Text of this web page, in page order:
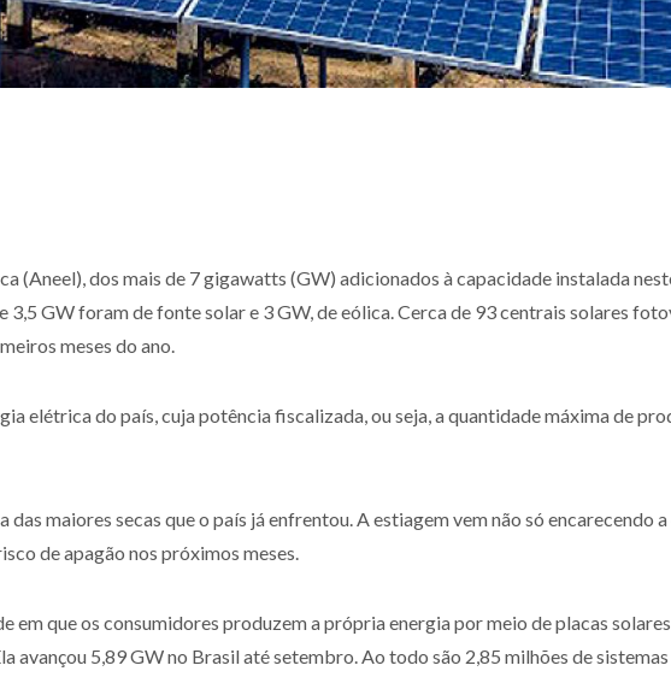
(Aneel), dos mais de 7 gigawatts (GW) adicionados à capacidade instalada
3,5 GW foram de fonte solar e 3 GW, de eólica. Cerca de 93 centrais solares
meses do ano.
elétrica do país, cuja potência fiscalizada, ou seja, a quantidade máxima de
maiores secas que o país já enfrentou. A estiagem vem não só encarecendo
de apagão nos próximos meses.
que os consumidores produzem a própria energia por meio de placas
avançou 5,89 GW no Brasil até setembro. Ao todo são 2,85 milhões de